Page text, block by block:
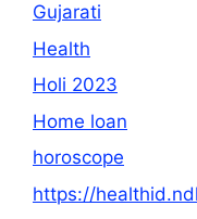
Gujarati
Health
Holi 2023
Home loan
horoscope
https://